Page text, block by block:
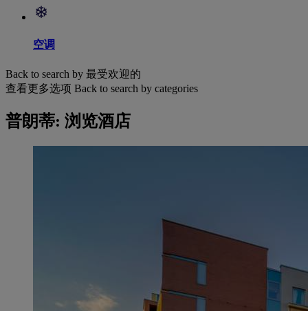
空调
Back to search by 最受欢迎的
查看更多选项 Back to search by categories
普朗蒂: 浏览酒店